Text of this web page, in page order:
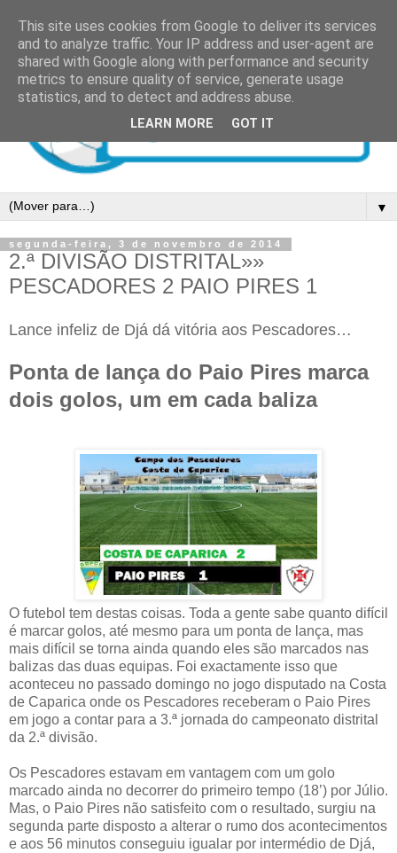
▼
segunda-feira, 3 de novembro de 2014
2.ª DIVISÃO DISTRITAL»»
PESCADORES 2 PAIO PIRES 1
Lance infeliz de Djá dá vitória aos Pescadores…
Ponta de lança do Paio Pires marca
dois golos, um em cada baliza
O futebol tem destas coisas. Toda a gente sabe quanto difícil
é marcar golos, até mesmo para um ponta de lança, mas
mais difícil se torna ainda quando eles são marcados nas
balizas das duas equipas. Foi exactamente isso que
aconteceu no passado domingo no jogo disputado na Costa
de Caparica onde os Pescadores receberam o Paio Pires
em jogo a contar para a 3.ª jornada do campeonato distrital
da 2.ª divisão.
Os Pescadores estavam em vantagem com um golo
marcado ainda no decorrer do primeiro tempo (18’) por Júlio.
Mas, o Paio Pires não satisfeito com o resultado, surgiu na
segunda parte disposto a alterar o rumo dos acontecimentos
e aos 56 minutos conseguiu igualar por intermédio de Djá,
This site uses cookies from Google to deliver its services
and to analyze traffic. Your IP address and user-agent are
shared with Google along with performance and security
metrics to ensure quality of service, generate usage
statistics, and to detect and address abuse.
LEARN MORE GOT IT